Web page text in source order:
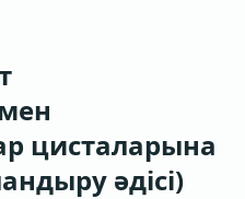
цисталарына
әдісі)